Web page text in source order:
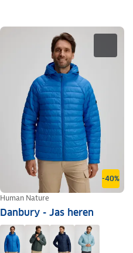
-40%
Human Nature
Danbury - Jas heren